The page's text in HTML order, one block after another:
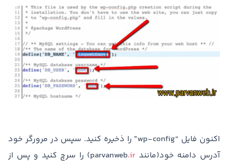
اکنون فایل “wp-config” را ذخیره کنید. سپس در مرورگر خود
آدرس دامنه خود(مانند parvanweb .ir
) را سرچ کنید و پس از